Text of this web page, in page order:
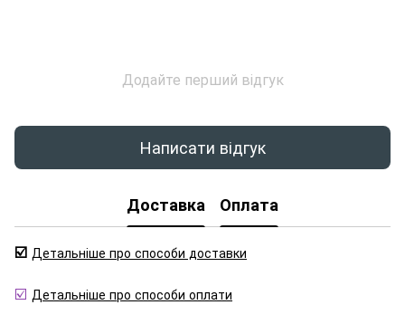
Додайте перший відгук
Написати відгук
Доставка Оплата
☑️ Детальніше про способи доставки
☑️ Детальніше про способи оплати